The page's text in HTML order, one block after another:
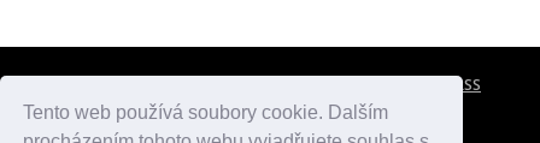
Tento web používá soubory cookie. Dalším
RSS